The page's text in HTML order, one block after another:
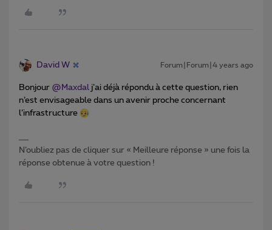
David W Forum|Forum|4 years ago
Bonjour @Maxdal j’ai déjà répondu à cette question, rien
n’est envisageable dans un avenir proche concernant
l’infrastructure
N’oubliez pas de cliquer sur « Meilleure réponse » une fois la
réponse obtenue à votre question !